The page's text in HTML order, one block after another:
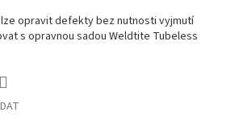
opravit defekty bez nutnosti vyjmutí
s opravnou sadou Weldtite Tubeless